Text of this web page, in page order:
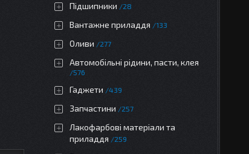
Підшипники 28
Вантажне приладдя 133
Оливи 277
Автомобільні рідини, пасти, клея
576
Гаджети 439
Запчастини 257
Лакофарбові матеріали та
приладдя
259